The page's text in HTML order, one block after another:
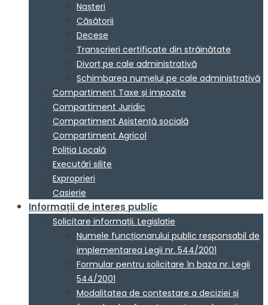
Nașteri
Căsătorii
Decese
Transcrieri certificate din străinătate
Divorț pe cale administrativă
Schimbarea numelui pe cale administrativă
Compartiment Taxe și impozite
Compartiment Juridic
Compartiment Asistență socială
Compartiment Agricol
Poliția Locală
Executări silite
Exproprieri
Casierie
Informații de interes public
Solicitare informații. Legislație
Numele funcționarului public responsabil de
implementarea Legii nr. 544/2001
Formular pentru solicitare în baza nr. Legii
544/2001
Modalitatea de contestare a deciziei și